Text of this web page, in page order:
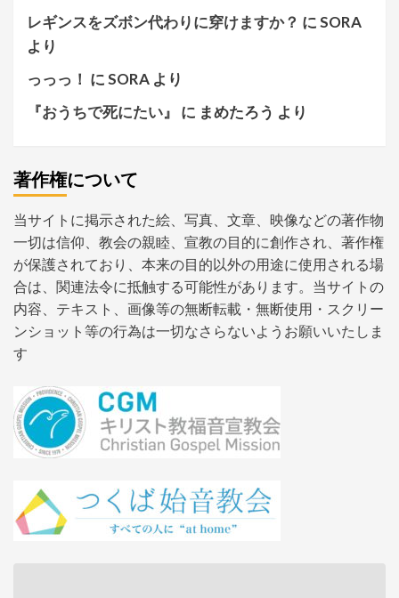
レギンスをズボン代わりに穿けますか？ にSORA
より
っっっ！ にSORA より
『おうちで死にたい』
に まめたろう より
著作権について
当サイトに掲示された絵、写真、文章、映像などの著作物
一切は信仰、教会の親睦、宣教の目的に創作され、著作権
が保護されており、本来の目的以外の用途に使用される場
合は、関連法令に抵触する可能性があります。当サイトの
内容、テキスト、画像等の無断転載・無断使用・スクリー
ンショット等の行為は一切なさらないようお願いいたしま
す